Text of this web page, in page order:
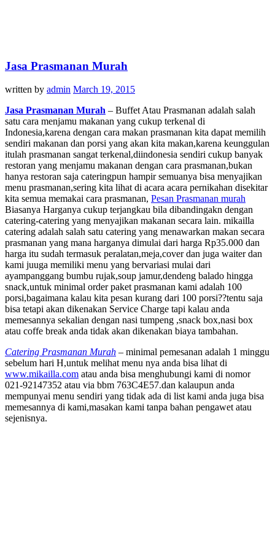
Jasa Prasmanan Murah
written by admin March 19, 2015
Jasa Prasmanan Murah – Buffet Atau Prasmanan adalah salah
satu cara menjamu makanan yang cukup terkenal di
Indonesia,karena dengan cara makan prasmanan kita dapat memilih
sendiri makanan dan porsi yang akan kita makan,karena keunggulan
itulah prasmanan sangat terkenal,diindonesia sendiri cukup banyak
restoran yang menjamu makanan dengan cara prasmanan,bukan
hanya restoran saja cateringpun hampir semuanya bisa menyajikan
menu prasmanan,sering kita lihat di acara acara pernikahan disekitar
kita semua memakai cara prasmanan, Pesan Prasmanan murah
Biasanya Harganya cukup terjangkau bila dibandingakn dengan
catering-catering yang menyajikan makanan secara lain. mikailla
catering adalah salah satu catering yang menawarkan makan secara
prasmanan yang mana harganya dimulai dari harga Rp35.000 dan
harga itu sudah termasuk peralatan,meja,cover dan juga waiter dan
kami juuga memiliki menu yang bervariasi mulai dari
ayampanggang bumbu rujak,soup jamur,dendeng balado hingga
snack,untuk minimal order paket prasmanan kami adalah 100
porsi,bagaimana kalau kita pesan kurang dari 100 porsi??tentu saja
bisa tetapi akan dikenakan Service Charge tapi kalau anda
memesannya sekalian dengan nasi tumpeng ,snack box,nasi box
atau coffe break anda tidak akan dikenakan biaya tambahan.
Catering Prasmanan Murah – minimal pemesanan adalah 1 minggu
sebelum hari H,untuk melihat menu nya anda bisa lihat di
www.mikailla.com atau anda bisa menghubungi kami di nomor
021-92147352 atau via bbm 763C4E57.dan kalaupun anda
mempunyai menu sendiri yang tidak ada di list kami anda juga bisa
memesannya di kami,masakan kami tanpa bahan pengawet atau
sejenisnya.